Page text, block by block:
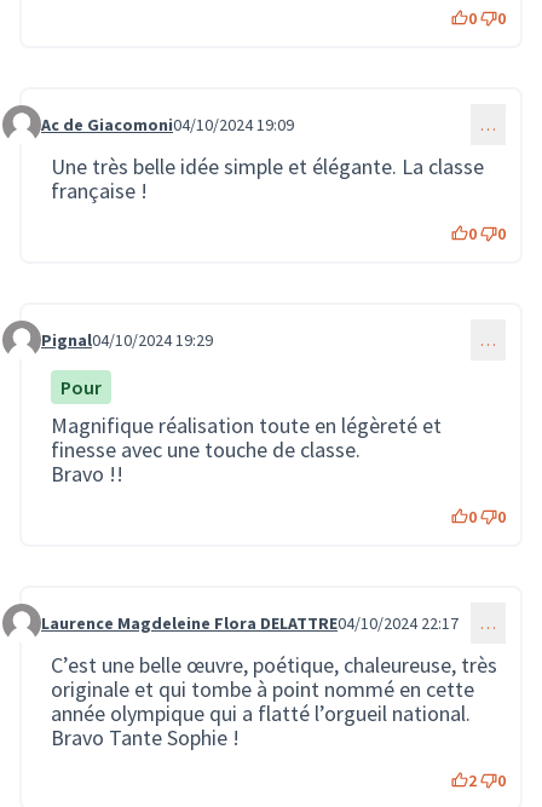
0 0
Commentaire 2268
Ac de Giacomoni04/10/2024 19:09 …
Une très belle idée simple et élégante. La classe
française !
0 0
Commentaire 2269
Pignal04/10/2024 19:29 …
Pour
Magnifique réalisation toute en légèreté et
finesse avec une touche de classe.
Bravo !!
0 0
Commentaire 2272
Laurence Magdeleine Flora DELATTRE04/10/2024 22:17 …
C’est une belle œuvre, poétique, chaleureuse, très
originale et qui tombe à point nommé en cette
année olympique qui a flatté l’orgueil national.
Bravo Tante Sophie !
2 0